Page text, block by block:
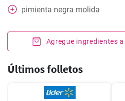
pimienta negra molida
Agregue ingredientes
Últimos folletos